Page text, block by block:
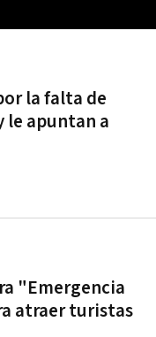
la falta de
apuntan a
"Emergencia
atraer turistas